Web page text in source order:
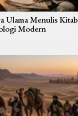
Ulama Menulis Kitab
Modern